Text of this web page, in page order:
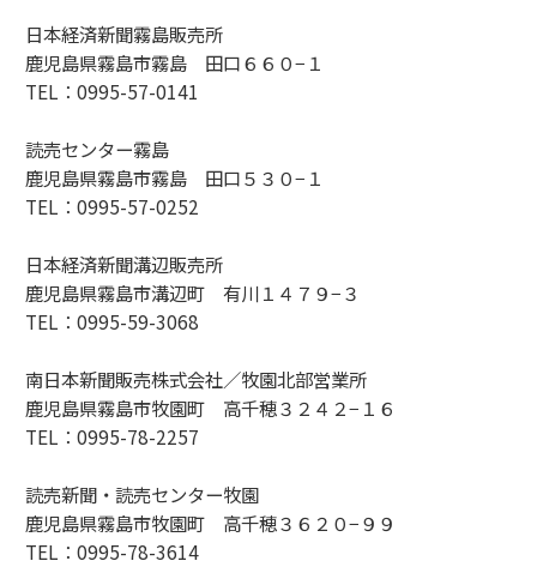
日本経済新聞霧島販売所
鹿児島県霧島市霧島 田口６６０−１
TEL：0995-57-0141
読売センター霧島
鹿児島県霧島市霧島 田口５３０−１
TEL：0995-57-0252
日本経済新聞溝辺販売所
鹿児島県霧島市溝辺町 有川１４７９−３
TEL：0995-59-3068
南日本新聞販売株式会社／牧園北部営業所
鹿児島県霧島市牧園町 高千穂３２４２−１６
TEL：0995-78-2257
読売新聞・読売センター牧園
鹿児島県霧島市牧園町 高千穂３６２０−９９
TEL：0995-78-3614